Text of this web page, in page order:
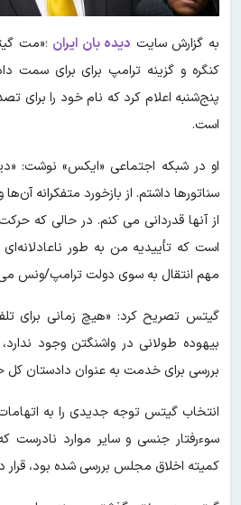
به گزارش سایت دیده بان ایران ؛«مت
کنگره و گزینه ترامپ برای برای سمت
پنج‌شنبه اعلام کرد که نام خود را
است.
او در شبکه اجتماعی «ایکس» نوشت:
سناتورها داشتم. از بازخورد متفکرانه
از آنها قدردانی می کنم. در حالی که
است که تأییدیه من به طور
مهم انتقال به سوی دولت ترامپ/ونس
گیتس تصریح کرد: «هیچ زمانی برای
بیهوده طولانی در واشنگتن وجود
بررسی برای خدمت به عنوان دادستان کل
انتخاب گیتس توجه جدیدی را به اتهامات
سوءرفتار جنسی و سایر موارد نادرست
کمیته اخلاق مجلس بررسی شده بود، قرار